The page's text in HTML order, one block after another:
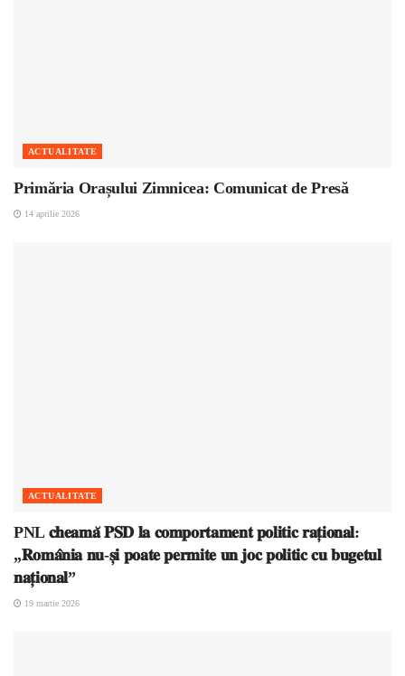
ACTUALITATE
Primăria Orașului Zimnicea: Comunicat de Presă
14 aprilie 2026
ACTUALITATE
PNL 𝐜𝐡𝐞𝐚𝐦𝐚̆ 𝐏𝐒𝐃 𝐥𝐚 𝐜𝐨𝐦𝐩𝐨𝐫𝐭𝐚𝐦𝐞𝐧𝐭 𝐩𝐨𝐥𝐢𝐭𝐢𝐜 𝐫𝐚𝐭̦𝐢𝐨𝐧𝐚𝐥:
„𝐑𝐨𝐦𝐚̂𝐧𝐢𝐚 𝐧𝐮-𝐬̦𝐢 𝐩𝐨𝐚𝐭𝐞 𝐩𝐞𝐫𝐦𝐢𝐭𝐞 𝐮𝐧 𝐣𝐨𝐜 𝐩𝐨𝐥𝐢𝐭𝐢𝐜 𝐜𝐮 𝐛𝐮𝐠𝐞𝐭𝐮𝐥
𝐧𝐚𝐭̦𝐢𝐨𝐧𝐚𝐥”
19 martie 2026